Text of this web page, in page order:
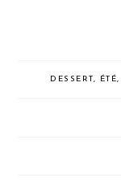
DESSERT, ÉTÉ,